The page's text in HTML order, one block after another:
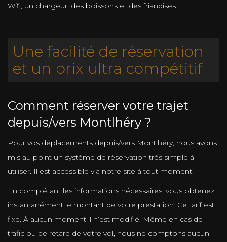
Wifi, un chargeur, des boissons et des friandises.
Une facilité de réservation
et un prix ultra compétitif
Comment réserver votre trajet
depuis/vers Montlhéry ?
Pour vos déplacements depuis/vers Montlhéry, nous avons
mis au point un système de réservation très simple à
utiliser. Il est accessible via notre site à tout moment.
En complétant les informations nécessaires, vous obtenez
instantanément le montant de votre prestation. Ce tarif est
fixe. À aucun moment il n’est modifié. Même en cas de
trafic ou de retard de votre vol, nous ne comptons aucun